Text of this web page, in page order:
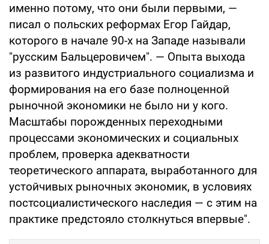
именно потому, что они были первыми, —
писал о польских реформах Егор Гайдар,
которого в начале 90-х на Западе называли
"русским Бальцеровичем". — Опыта выхода
из развитого индустриального социализма и
формирования на его базе полноценной
рыночной экономики не было ни у кого.
Масштабы порожденных переходными
процессами экономических и социальных
проблем, проверка адекватности
теоретического аппарата, выработанного для
устойчивых рыночных экономик, в условиях
постсоциалистического наследия — с этим на
практике предстояло столкнуться впервые".